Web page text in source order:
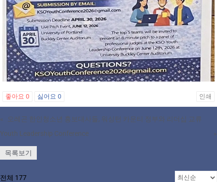
좋아요 0 싫어요 0 인쇄
«
오레곤 한인청소년 홍보대사들, 워싱턴 카운티 정부와 리더십 교류
Youth Leadership Conference
»
목록보기
전체 177